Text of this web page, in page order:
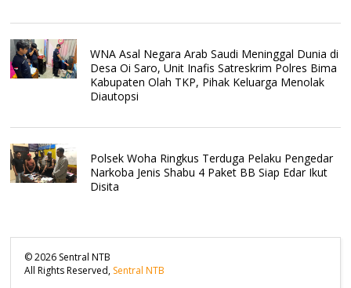
WNA Asal Negara Arab Saudi Meninggal Dunia di
Desa Oi Saro, Unit Inafis Satreskrim Polres Bima
Kabupaten Olah TKP, Pihak Keluarga Menolak
Diautopsi
Polsek Woha Ringkus Terduga Pelaku Pengedar
Narkoba Jenis Shabu 4 Paket BB Siap Edar Ikut
Disita
©2026 Sentral NTB
All Rights Reserved, Sentral NTB